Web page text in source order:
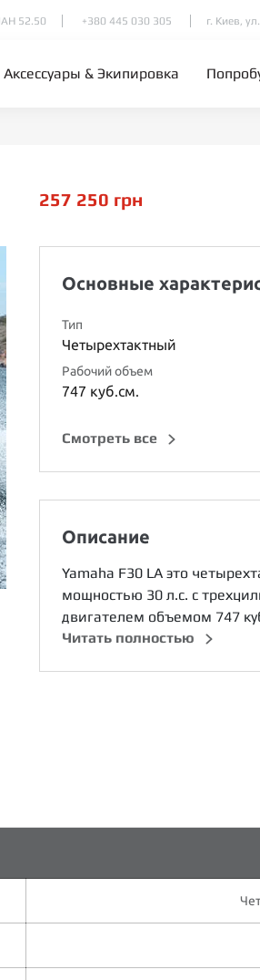
52.50 +380 445 030 305 г. Киев,
Аксессуары & Экипировка
257 250 грн
Основные
Тип
Четырехтактный
Рабочий объем
747 куб.см.
Cмотреть все
Описание
Yamaha F30 LA это
мощностью 30 л.с. с
двигателем объемом 747
Читать полностью